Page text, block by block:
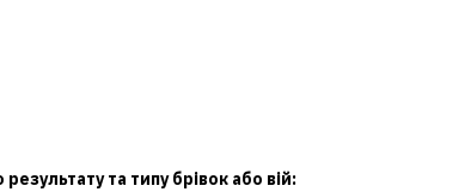
та типу брівок або вій: